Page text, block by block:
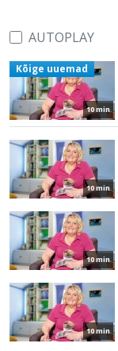
AUTOPLAY
10 min
Kõige uuemad
10 min
10 min
10 min